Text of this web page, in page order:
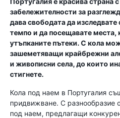
забележителности за
дава свободата да
темпо и да посещавате места,
утъпканите пътеки. С кола
зашеметяващи крайбрежни
и живописни села, до които
стигнете.
Кола под наем в Португалия
придвижване. С разнообразие
под наем, предлагащи